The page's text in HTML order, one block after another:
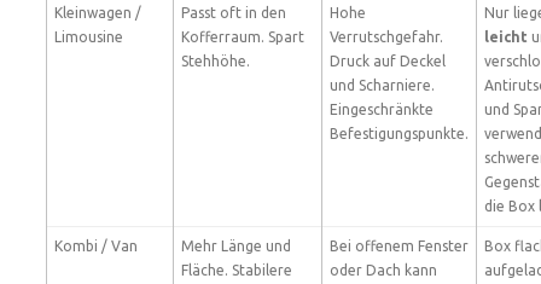
Kleinwagen /
Limousine
Passt oft in den
Kofferraum. Spart
Stehhöhe.
Hohe
Verrutschgefahr.
Druck auf Deckel
und Scharniere.
Eingeschränkte
Befestigungspunkte.
Nur
leicht
und
die Box
Kombi / Van
Mehr Länge und
Fläche. Stabilere
Bei offenem Fenster
oder Dach kann
Box